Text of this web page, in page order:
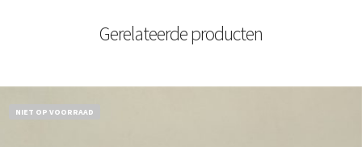
Gerelateerde producten
NIET OP VOORRAAD